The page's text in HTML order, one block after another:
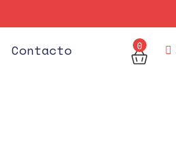
0
Contacto
Huéspedes